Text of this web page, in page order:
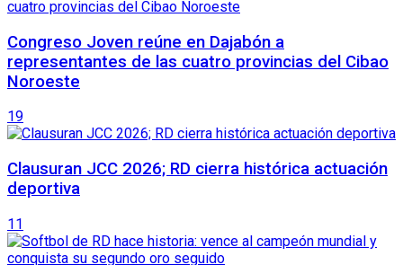
Congreso Joven reúne en Dajabón a
representantes de las cuatro provincias del Cibao
Noroeste
19
Clausuran JCC 2026; RD cierra histórica actuación
deportiva
11